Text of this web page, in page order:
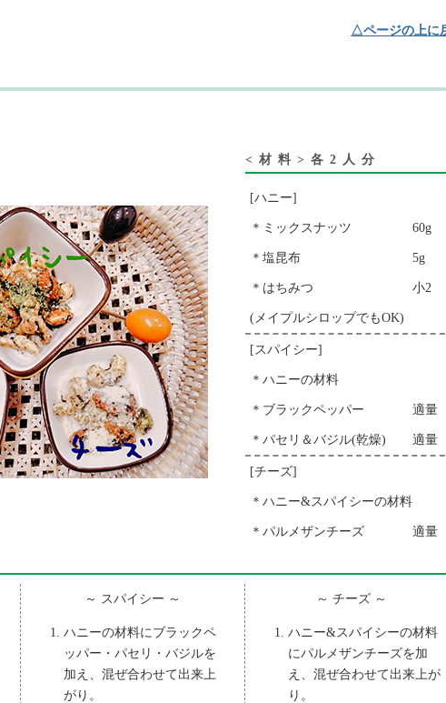
△ページの上に
<材料>各2人分
[ハニー]
＊ミックスナッツ 60g
＊塩昆布 5g
＊はちみつ 小2
(メイプルシロップでもOK)
[スパイシー]
＊ハニーの材料
＊ブラックペッパー 適量
＊パセリ＆バジル(乾燥) 適量
[チーズ]
＊ハニー&スパイシーの材料
＊パルメザンチーズ 適量
～ スパイシー ～
ハニーの材料にブラックペ
ッパー・パセリ・バジルを
加え、混ぜ合わせて出来上
がり。
～ チーズ ～
ハニー&スパイシーの材料
にパルメザンチーズを加
え、混ぜ合わせて出来上が
り。